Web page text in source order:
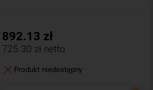
892.13 zł
725.30 zł netto
Produkt niedostępny